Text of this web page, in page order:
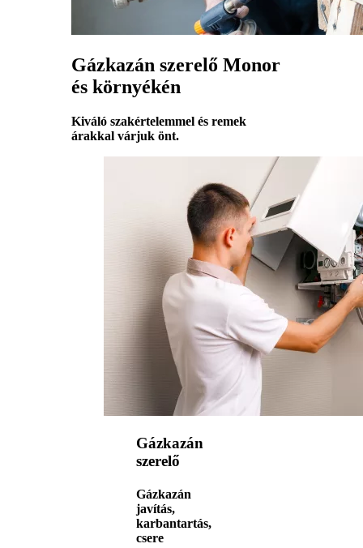
Gázkazán szerelő Monor
és környékén
Kiváló szakértelemmel és remek
árakkal várjuk önt.
Gázkazán
szerelő
Gázkazán
javítás,
karbantartás,
csere